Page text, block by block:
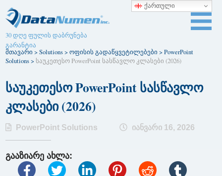
30 დღე ფულის დაბრუნება
გარანტია
მთავარი >Solutions>ოფისის გადაწყვეტილებები >PowerPoint
Solutions> საუკეთესო PowerPoint სასწავლო კლასები (2026)
საუკეთესო PowerPoint სასწავლო
კლასები (2026)
PowerPoint Solutions იანვარი 16, 2026
გააზიარე ახლა:
ქართული